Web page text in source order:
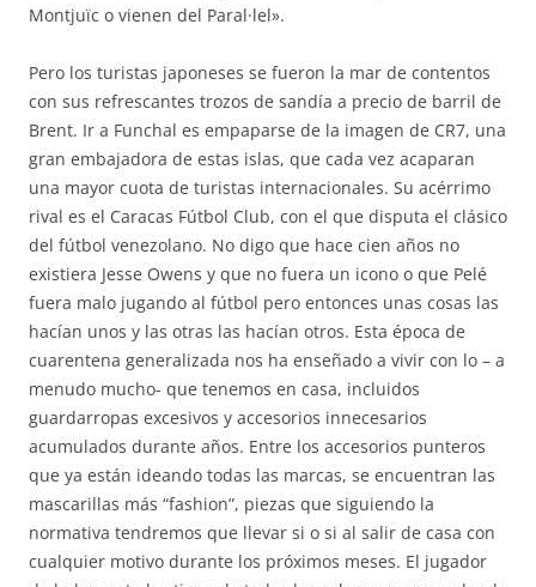
Montjuïc o vienen del Paral·lel».
Pero los turistas japoneses se fueron la mar de contentos
con sus refrescantes trozos de sandía a precio de barril de
Brent. Ir a Funchal es empaparse de la imagen de CR7, una
gran embajadora de estas islas, que cada vez acaparan
una mayor cuota de turistas internacionales. Su acérrimo
rival es el Caracas Fútbol Club, con el que disputa el clásico
del fútbol venezolano. No digo que hace cien años no
existiera Jesse Owens y que no fuera un icono o que Pelé
fuera malo jugando al fútbol pero entonces unas cosas las
hacían unos y las otras las hacían otros. Esta época de
cuarentena generalizada nos ha enseñado a vivir con lo – a
menudo mucho- que tenemos en casa, incluidos
guardarropas excesivos y accesorios innecesarios
acumulados durante años. Entre los accesorios punteros
que ya están ideando todas las marcas, se encuentran las
mascarillas más “fashion”, piezas que siguiendo la
normativa tendremos que llevar si o si al salir de casa con
cualquier motivo durante los próximos meses. El jugador